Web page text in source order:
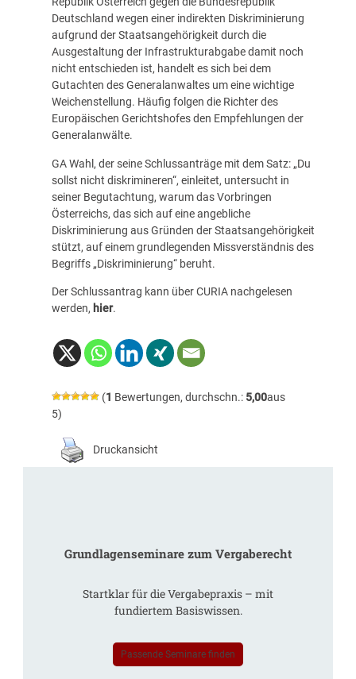
Deutschland wegen einer indirekten Diskriminierung
aufgrund der Staatsangehörigkeit durch die
Ausgestaltung der Infrastrukturabgabe damit noch
nicht entschieden ist, handelt es sich bei dem
Gutachten des Generalanwaltes um eine wichtige
Weichenstellung. Häufig folgen die Richter des
Europäischen Gerichtshofes den Empfehlungen der
Generalanwälte.
GA Wahl, der seine Schlussanträge mit dem Satz: „Du
sollst nicht diskrimineren“, einleitet, untersucht in
seiner Begutachtung, warum das Vorbringen
Österreichs, das sich auf eine angebliche
Diskriminierung aus Gründen der Staatsangehörigkeit
stützt, auf einem grundlegenden Missverständnis des
Begriffs „Diskriminierung“ beruht.
Der Schlussantrag kann über CURIA nachgelesen
werden, hier.
(1 Bewertungen, durchschn.: 5,00aus
5)
Druckansicht
Grundlagenseminare zum Vergaberecht
Startklar für die Vergabepraxis – mit
fundiertem Basiswissen.
Passende Seminare finden